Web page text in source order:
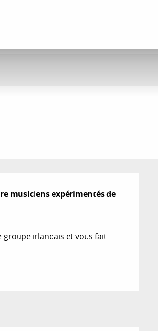
musiciens expérimentés de
groupe irlandais et vous fait